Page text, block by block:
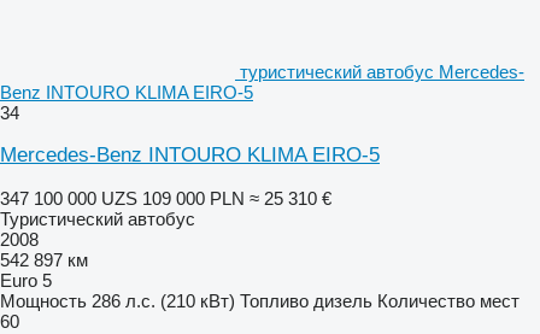
туристический автобус Mercedes-
Benz INTOURO KLIMA EIRO-5
34
Mercedes-Benz INTOURO KLIMA EIRO-5
347 100 000 UZS 109 000 PLN ≈ 25 310 €
Туристический автобус
2008
542 897 км
Euro 5
Мощность 286 л.с. (210 кВт) Топливо дизель Количество мест
60